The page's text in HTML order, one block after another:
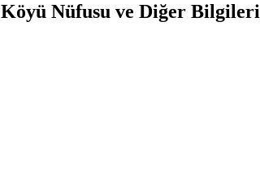
Köyü Nüfusu ve Diğer Bilgileri